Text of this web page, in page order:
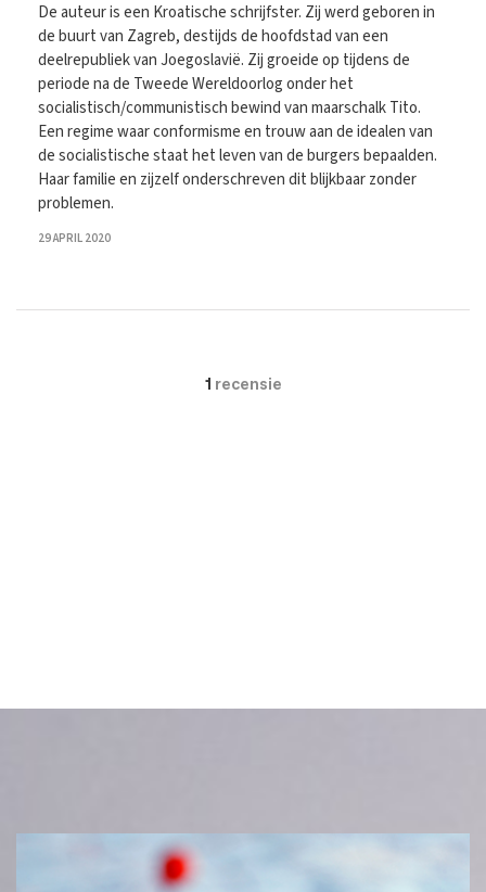
De auteur is een Kroatische schrijfster. Zij werd geboren in
de buurt van Zagreb, destijds de hoofdstad van een
deelrepubliek van Joegoslavië. Zij groeide op tijdens de
periode na de Tweede Wereldoorlog onder het
socialistisch/communistisch bewind van maarschalk Tito.
Een regime waar conformisme en trouw aan de idealen van
de socialistische staat het leven van de burgers bepaalden.
Haar familie en zijzelf onderschreven dit blijkbaar zonder
problemen.
29 APRIL 2020
1 recensie